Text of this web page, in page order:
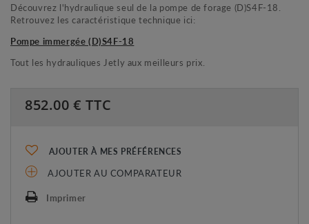
Découvrez l'hydraulique seul de la pompe de forage (D)S4F-18.
Retrouvez les caractéristique technique ici:
Pompe immergée (D)S4F-18
Tout les hydrauliques Jetly aux meilleurs prix.
852.00 € TTC
AJOUTER À MES PRÉFÉRENCES
AJOUTER AU COMPARATEUR
Imprimer